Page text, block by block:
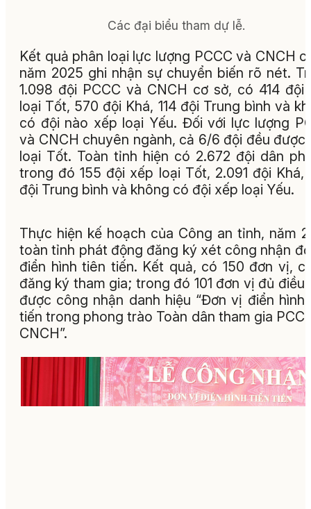
Các đại biểu tham dự lễ.
Kết quả phân loại lực lượng PCCC và CNCH
năm 2025 ghi nhận sự chuyển biến rõ nét.
1.098 đội PCCC và CNCH cơ sở, có 414 đội
loại Tốt, 570 đội Khá, 114 đội Trung bình và
có đội nào xếp loại Yếu. Đối với lực lượng
và CNCH chuyên ngành, cả 6/6 đội đều được
loại Tốt. Toàn tỉnh hiện có 2.672 đội dân
trong đó 155 đội xếp loại Tốt, 2.091 đội Khá,
đội Trung bình và không có đội xếp loại Yếu.
Thực hiện kế hoạch của Công an tỉnh, năm
toàn tỉnh phát động đăng ký xét công nhận
điển hình tiên tiến. Kết quả, có 150 đơn vị,
đăng ký tham gia; trong đó 101 đơn vị đủ điều
được công nhận danh hiệu “Đơn vị điển hình
tiến trong phong trào Toàn dân tham gia
CNCH”.